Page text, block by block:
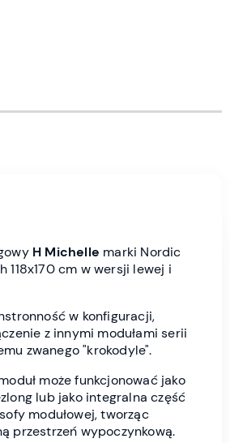
H Michelle marki Nordic
118x170 cm w wersji lewej i
w konfiguracji,
z innymi modułami serii
zwanego "krokodyle".
może funkcjonować jako
lub jako integralna część
modułowej, tworząc
przestrzeń wypoczynkową.